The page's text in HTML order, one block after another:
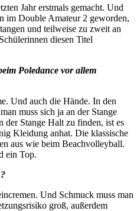
Jahr erstmals gemacht. Und
im Double Amateur 2 geworden,
und teilweise zu zweit an
diesen Titel
Poledance vor allem
Und auch die Hände. In den
muss sich ja an der Stange
der Stange Halt zu finden, ist es
Kleidung anhat. Die klassische
aus wie beim Beachvolleyball.
ein Top.
Und Schmuck muss man
groß, außerdem